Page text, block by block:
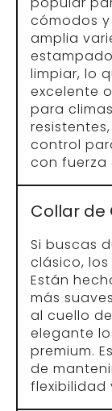
Si buscas
clásico, los
Están
más
al cuello
elegante
premium.
de
flexibilidad
Collar
Este tipo
correa
mayor
sobre el
mejorar el
Es
con